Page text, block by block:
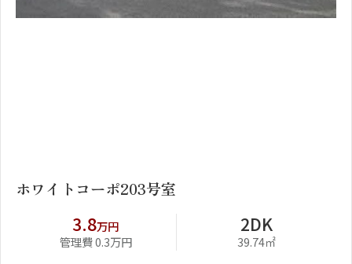
ホワイトコーポ203号室
3.8万円
管理費 0.3万円
2DK
39.74㎡